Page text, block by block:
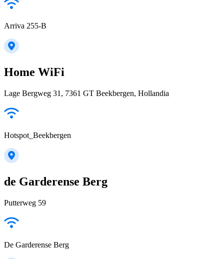
Arriva 255-B
Home WiFi
Lage Bergweg 31, 7361 GT Beekbergen, Hollandia
Hotspot_Beekbergen
de Garderense Berg
Putterweg 59
De Garderense Berg